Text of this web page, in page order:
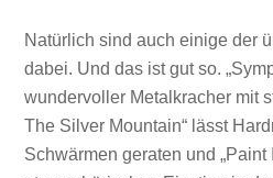
Natürlich sind auch einige der
dabei. Und das ist gut so.
wundervoller Metalkracher mit
The Silver Mountain“ lässt
Schwärmen geraten und